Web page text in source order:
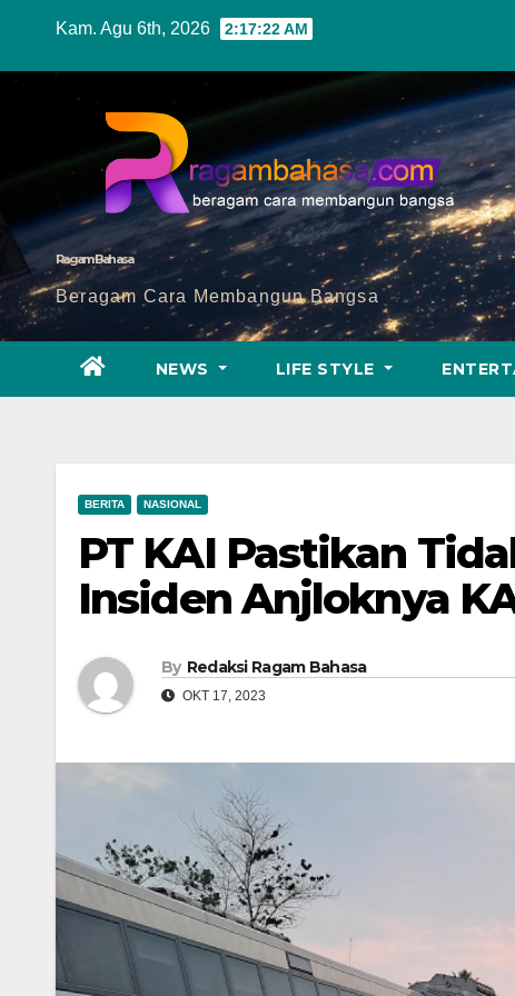
Kam. Agu 6th, 2026 2:17:24 AM
Ragam Bahasa
Beragam Cara Membangun Bangsa
NEWS LIFE STYLE
BERITA NASIONAL
PT KAI Pastikan
Insiden Anjloknya
By Redaksi Ragam Bahasa
OKT 17, 2023